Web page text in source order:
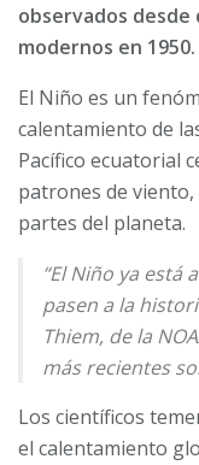
observados
modernos en 1950.
El Niño es un
calentamiento de
Pacífico ecuatorial
patrones de
partes del planeta.
“El Niño ya está
pasen a la
Thiem, de la
más recientes
Los científicos
el calentamiento